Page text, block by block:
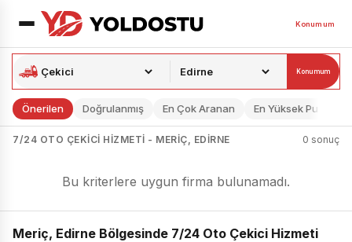
Konumum
Konumum
Önerilen Doğrulanmış En Çok Aranan En Yüksek Puan
7/24 OTO ÇEKICI HIZMETI - MERIÇ, EDIRNE 0 sonuç
Bu kriterlere uygun firma bulunamadı.
Meriç, Edirne Bölgesinde 7/24 Oto Çekici Hizmeti